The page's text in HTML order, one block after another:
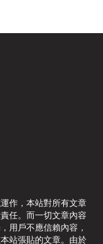
作，本站對所有文章
任。而一切文章內容
用戶不應信賴內容，
站張貼的文章。由於